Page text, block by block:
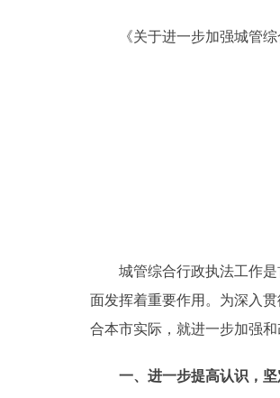
决策公开
政民互动
12345网上接诉
《关于进一步加强城管综
城管综合行政执法工作是
面发挥着重要作用。为深入
合本市实际，就进一步加强
一、进一步提高认识，坚